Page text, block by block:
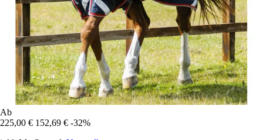
Ab
225,00 € 152,69 € -32%